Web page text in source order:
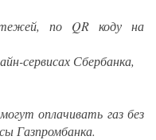
по QR коду на
сервисах Сбербанка,
оплачивать газ без
Газпромбанка.